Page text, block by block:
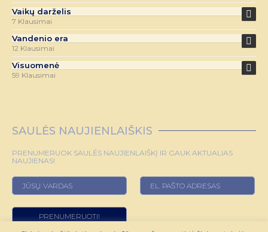
Vaikų darželis
7 Klausimai
Vandenio era
12 Klausimai
Visuomenė
59 Klausimai
SAULĖS NAUJIENLAIŠKIS
PRENUMERUOK SAULĖS NAUJIENLAIŠKĮ IR GAUK AKTUALIAS
NAUJIENAS!